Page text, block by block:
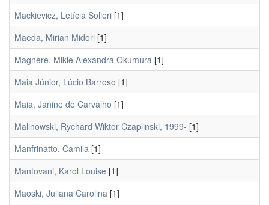
Mackievicz, Letícia Solieri [1]
Maeda, Mirian Midori [1]
Magnere, Mikie Alexandra Okumura [1]
Maia Júnior, Lúcio Barroso [1]
Maia, Janine de Carvalho [1]
Malinowski, Rychard Wiktor Czaplinski, 1999- [1]
Manfrinatto, Camila [1]
Mantovani, Karol Louise [1]
Maoski, Juliana Carolina [1]